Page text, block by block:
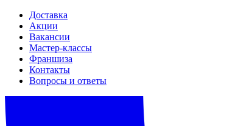
Доставка
Акции
Вакансии
Мастер-классы
Франшиза
Контакты
Вопросы и ответы